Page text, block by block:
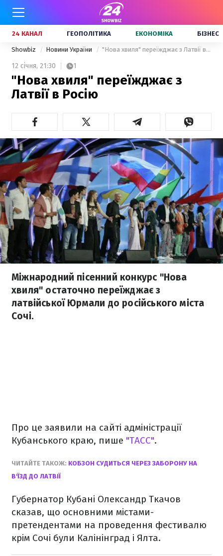
24 КАНАЛ ГЕОПОЛІТИКА ЕКОНОМІКА БІЗНЕС
Showbiz Новини України "Нова хвиля" переїжджає з Латвії в Росію
12 січня, 21:30 1
"Нова хвиля" переїжджає з
Латвії в Росію
Міжнародний пісенний конкурс "Нова
хвиля" остаточно переїжджає з
латвійської Юрмали до російського міста
Сочі.
Про це заявили на сайті адміністрації
Кубанського краю, пише "ТАСС".
ЧИТАЙТЕ ТАКОЖ: КОБЗОН СУДИТЬСЯ ЧЕРЕЗ ЗАБОРОНУ НА
В'ЇЗД ДО ЛАТВІЇ
Губернатор Кубані Олександр Ткачов
сказав, що основними містами-
претендентами на проведення фестивалю
крім Сочі були Калінінград і Ялта.